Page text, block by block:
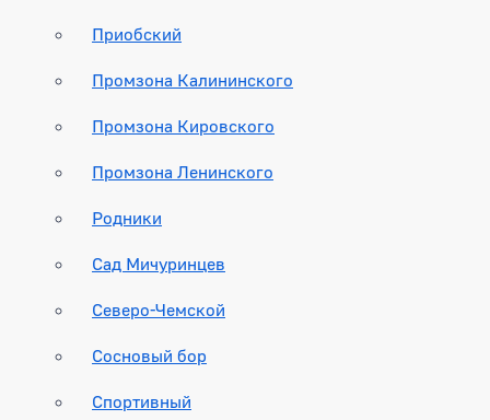
Приобский
Промзона Калининского
Промзона Кировского
Промзона Ленинского
Родники
Сад Мичуринцев
Северо-Чемской
Сосновый бор
Спортивный